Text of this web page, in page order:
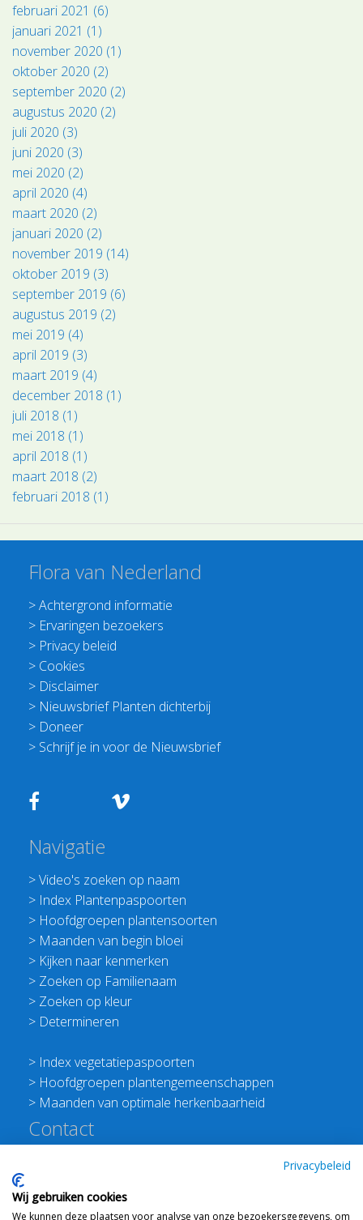
februari 2021 (6)
januari 2021 (1)
november 2020 (1)
oktober 2020 (2)
september 2020 (2)
augustus 2020 (2)
juli 2020 (3)
juni 2020 (3)
mei 2020 (2)
april 2020 (4)
maart 2020 (2)
januari 2020 (2)
november 2019 (14)
oktober 2019 (3)
september 2019 (6)
augustus 2019 (2)
mei 2019 (4)
april 2019 (3)
maart 2019 (4)
december 2018 (1)
juli 2018 (1)
mei 2018 (1)
april 2018 (1)
maart 2018 (2)
februari 2018 (1)
Flora van Nederland
>Achtergrond informatie
> Ervaringen bezoekers
> Privacy beleid
> Cookies
> Disclaimer
> Nieuwsbrief Planten dichterbij
> Doneer
> Schrijf je in voor de Nieuwsbrief
Navigatie
>Video's zoeken op naam
> Index Plantenpaspoorten
> Hoofdgroepen plantensoorten
> Maanden van begin bloei
> Kijken naar kenmerken
> Zoeken op Familienaam
> Zoeken op kleur
> Determineren
> Index vegetatiepaspoorten
> Hoofdgroepen plantengemeenschappen
> Maanden van optimale herkenbaarheid
Contact
E:info@floravannederland.nl
Privacybeleid
Wij gebruiken cookies
We kunnen deze plaatsen voor analyse van onze bezoekersgegevens, om